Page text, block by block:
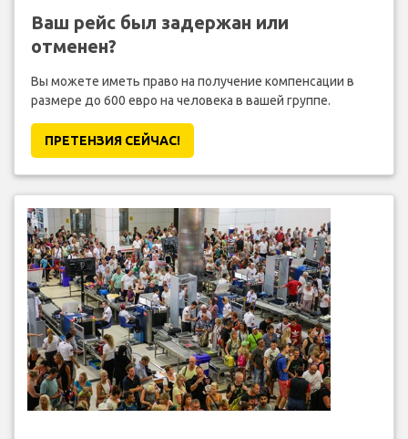
Ваш рейс был задержан или
отменен?
Вы можете иметь право на получение компенсации в
размере до 600 евро на человека в вашей группе.
ПРЕТЕНЗИЯ CЕЙЧАС!